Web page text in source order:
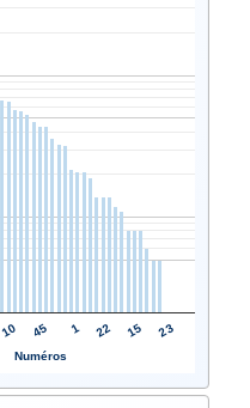
10 45 1 22 15 23
Numéros